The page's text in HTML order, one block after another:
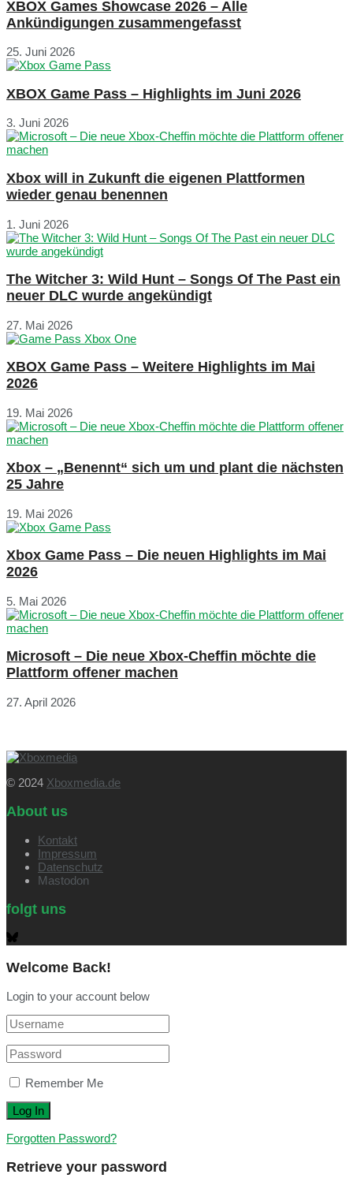
XBOX Games Showcase 2026 – Alle
Ankündigungen zusammengefasst
25. Juni 2026
XBOX Game Pass – Highlights im Juni 2026
3. Juni 2026
Xbox will in Zukunft die eigenen Plattformen
wieder genau benennen
1. Juni 2026
The Witcher 3: Wild Hunt – Songs Of The Past ein
neuer DLC wurde angekündigt
27. Mai 2026
XBOX Game Pass – Weitere Highlights im Mai
2026
19. Mai 2026
Xbox – „Benennt“ sich um und plant die nächsten
25 Jahre
19. Mai 2026
Xbox Game Pass – Die neuen Highlights im Mai
2026
5. Mai 2026
Microsoft – Die neue Xbox-Cheffin möchte die
Plattform offener machen
27. April 2026
© 2024 Xboxmedia.de
About us
Kontakt
Impressum
Datenschutz
Mastodon
folgt uns
Welcome Back!
Login to your account below
Remember Me
Forgotten Password?
Retrieve your password